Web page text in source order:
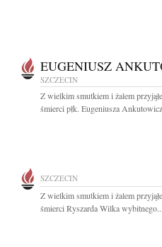
EUGENIUSZ
SZCZECIN
Z wielkim smutkiem i żalem
śmierci płk. Eugeniusza
SZCZECIN
Z wielkim smutkiem i żalem
śmierci Ryszarda Wilka wybitnego...